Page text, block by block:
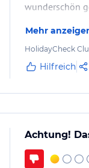
wunderschön
schönen Pools
Mehr
HolidayCheck
Hilfreich
Achtung!